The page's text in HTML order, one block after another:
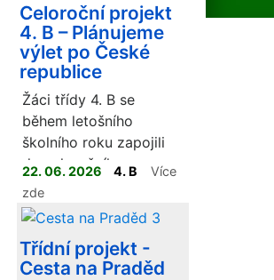
Celoroční projekt
4. B – Plánujeme
výlet po České
republice
Žáci třídy 4. B se
během letošního
školního roku zapojili
do celoročního
projektu, jehož cílem
bylo ve dvojicích
naplánovat výlet na
libovolné místo v České
republice. Každá
22. 06. 2026 4. B
Více
zde
Třídní projekt -
Cesta na Praděd